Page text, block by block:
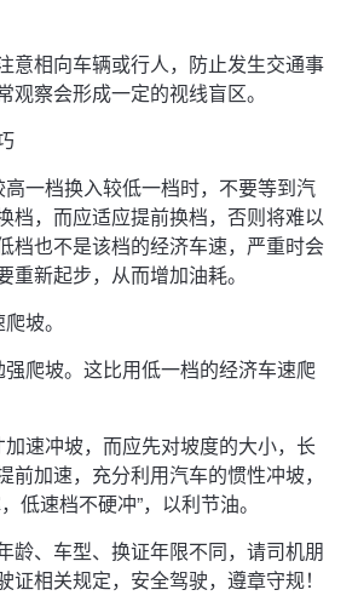
意相向车辆或行人，防止发生交通事
观察会形成一定的视线盲区。
一档换入较低一档时，不要等到汽
档，而应适应提前换档，否则将难以
档也不是该档的经济车速，严重时会
重新起步，从而增加油耗。
坡。
爬坡。这比用低一档的经济车速爬
速冲坡，而应先对坡度的大小，长
前加速，充分利用汽车的惯性冲坡，
低速档不硬冲”，以利节油。
龄、车型、换证年限不同，请司机朋
证相关规定，安全驾驶，遵章守规！